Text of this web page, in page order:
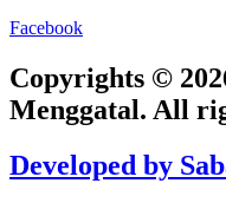
Facebook
Copyrights ©
Menggatal. All
Developed by